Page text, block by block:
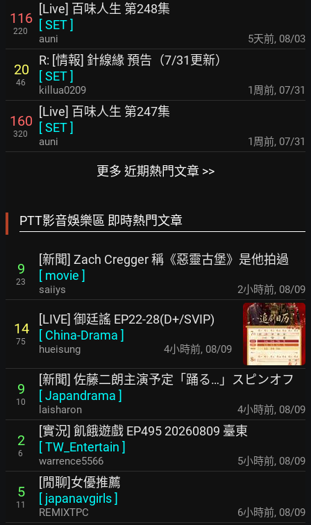
116
220
[Live] 百味人生 第248集
[SET]
auni 5天前, 08/03
20
46
R: [情報] 針線緣 預告（7/31更新）
[SET]
killua0209 1周前, 07/31
160
320
[Live] 百味人生 第247集
[SET]
auni 1周前, 07/31
更多 近期熱門文章 >>
PTT影音娛樂區 即時熱門文章
9
23
[新聞] Zach Cregger 稱《惡靈古堡》是他拍過
[ movie ]
saiiys 2小時前, 08/09
14
75
[LIVE] 御廷謠 EP22-28(D+/SVIP)
[ China-Drama ]
hueisung 4小時前, 08/09
9
10
[新聞] 佐藤二朗主演予定「踊る…」スピンオフ
[Japandrama ]
laisharon 4小時前, 08/09
2
6
[實況] 飢餓遊戲 EP495 20260809 臺東
[TW_Entertain ]
warrence5566 5小時前, 08/09
5
11
[閒聊]女優推薦
[ japanavgirls]
REMIXTPC 6小時前, 08/09